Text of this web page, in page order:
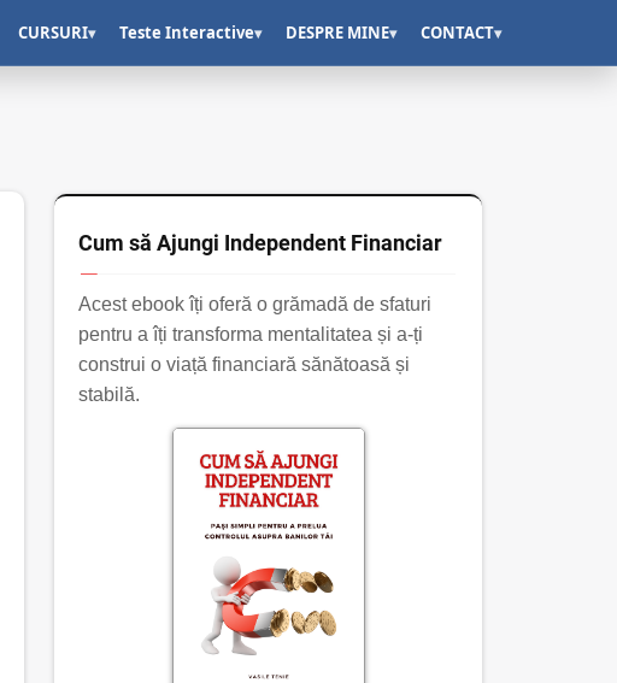
CURSURI▾ Teste Interactive▾ DESPRE MINE▾ CONTACT▾
Cum să Ajungi Independent Financiar
Acest ebook îți oferă o grămadă de sfaturi
pentru a îți transforma mentalitatea și a-ți
construi o viață financiară sănătoasă și
stabilă.